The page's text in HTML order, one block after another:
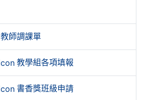
教師調課單
教學組各項填報
書香獎班級申請